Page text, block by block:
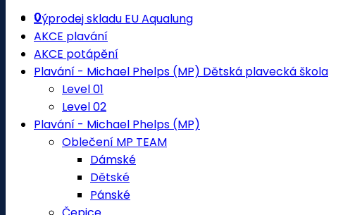
0
Výprodej skladu EU Aqualung
AKCE plavání
AKCE potápění
Plavání - Michael Phelps (MP) Dětská plavecká škola
Level 01
Level 02
Plavání - Michael Phelps (MP)
Oblečení MP TEAM
Dámské
Dětské
Pánské